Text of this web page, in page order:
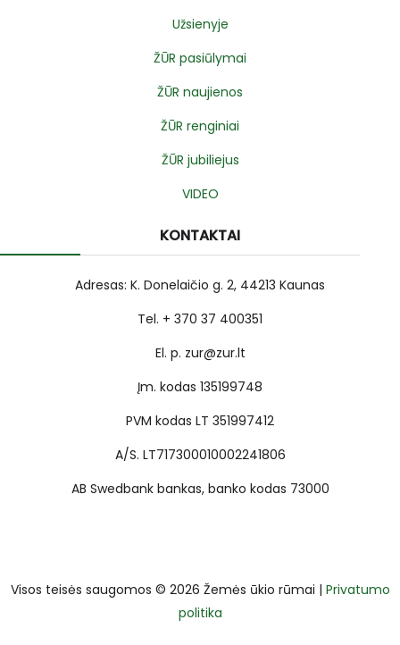
Užsienyje
ŽŪR pasiūlymai
ŽŪR naujienos
ŽŪR renginiai
ŽŪR jubiliejus
VIDEO
KONTAKTAI
Adresas: K. Donelaičio g. 2, 44213 Kaunas
Tel. + 370 37 400351
El. p. zur@zur.lt
Įm. kodas 135199748
PVM kodas LT 351997412
A/S. LT717300010002241806
AB Swedbank bankas, banko kodas 73000
Visos teisės saugomos © 2026 Žemės ūkio rūmai | Privatumo
politika